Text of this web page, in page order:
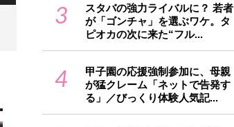
3
スタバの強力ライバルに？ 若者
が「ゴンチャ」を選ぶワケ。タ
ピオカの次に来た“フル...
4
甲子園の応援強制参加に、母親
が猛クレーム「ネットで告発す
る」／びっくり体験人気記...